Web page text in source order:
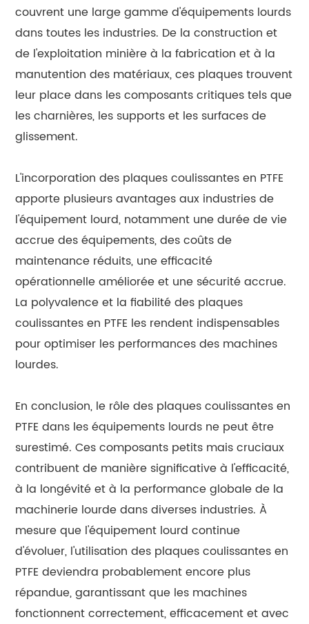
couvrent une large gamme d'équipements lourds
dans toutes les industries. De la construction et
de l'exploitation minière à la fabrication et à la
manutention des matériaux, ces plaques trouvent
leur place dans les composants critiques tels que
les charnières, les supports et les surfaces de
glissement.
L'incorporation des plaques coulissantes en PTFE
apporte plusieurs avantages aux industries de
l'équipement lourd, notamment une durée de vie
accrue des équipements, des coûts de
maintenance réduits, une efficacité
opérationnelle améliorée et une sécurité accrue.
La polyvalence et la fiabilité des plaques
coulissantes en PTFE les rendent indispensables
pour optimiser les performances des machines
lourdes.
En conclusion, le rôle des plaques coulissantes en
PTFE dans les équipements lourds ne peut être
surestimé. Ces composants petits mais cruciaux
contribuent de manière significative à l'efficacité,
à la longévité et à la performance globale de la
machinerie lourde dans diverses industries. À
mesure que l'équipement lourd continue
d'évoluer, l'utilisation des plaques coulissantes en
PTFE deviendra probablement encore plus
répandue, garantissant que les machines
fonctionnent correctement, efficacement et avec